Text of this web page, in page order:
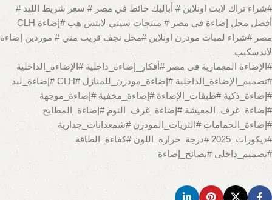
#شراء تراك لايت اونلاين # أباليك حائط في مصر # سعر شريط الليد #
أفضل محل إضاءة في مصر # منتجات سيتي لايتس هب #إضاءة CLH
مصر #شراء لمبات مودرن اونلاين #محل نجف قريب مني # موردين إضاءة
لاندسكيب
#الإضاءة المعمارية في مصر #أفكار_إضاءة_داخلية #الإضاءة_الداخلية
#تصميم_الإضاءة_الداخلية #إضاءة_مودرن_للمنازل #CLH #إضاءة_ليد
#إضاءة_ذكية #طبقات_الإضاءة #إضاءة_مخفية #إضاءة_موجهة
#إضاءة_غرف_المعيشة #إضاءة_غرف_النوم #إضاءة_المطابخ
#إضاءة_الحمامات #الثريات_المودرن #شمعدانات_جدارية
#ديكورات_2025 #درجة_حرارة_اللون #كفاءة_الطاقة
#تصميم_داخلي #نصائح_إضاءة